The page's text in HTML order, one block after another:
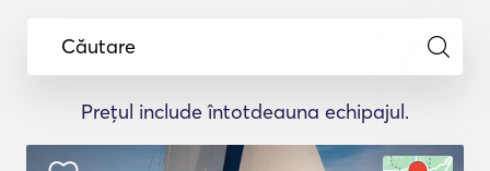
Căutare
Prețul include întotdeauna echipajul.